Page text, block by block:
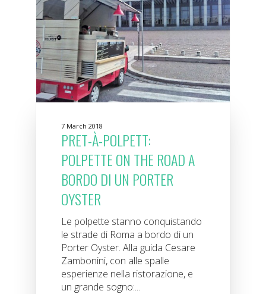
7 March 2018
PRET-À-POLPETT:
POLPETTE ON THE ROAD A
BORDO DI UN PORTER
OYSTER
Le polpette stanno conquistando
le strade di Roma a bordo di un
Porter Oyster. Alla guida Cesare
Zambonini, con alle spalle
esperienze nella ristorazione, e
un grande sogno:...